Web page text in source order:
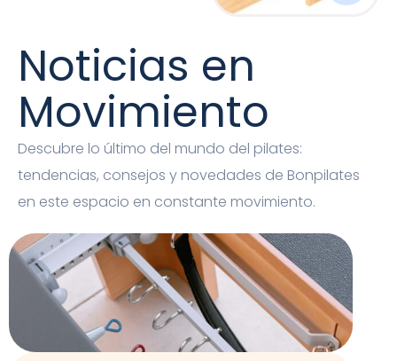
Noticias en
Movimiento
Descubre lo último del mundo del pilates:
tendencias, consejos y novedades de Bonpilates
en este espacio en constante movimiento.